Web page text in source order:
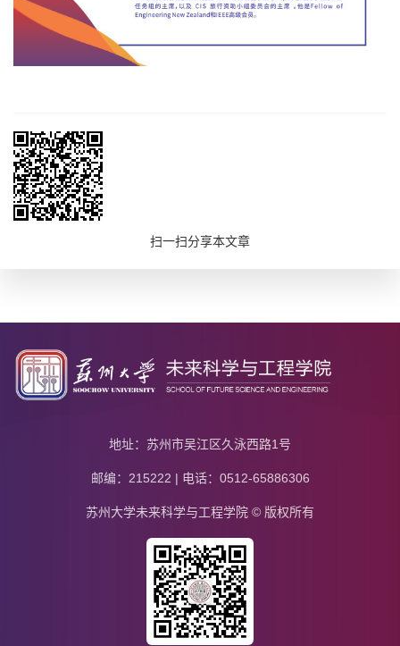
扫一扫分享本文章
地址：苏州市吴江区久泳西路1号
邮编：215222 | 电话：0512-65886306
苏州大学未来科学与工程学院 © 版权所有